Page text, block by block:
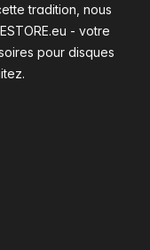
tradition, nous
- votre
pour disques